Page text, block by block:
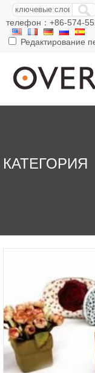
телефон：+86-574-
Редактирование
КАТЕГОРИЯ